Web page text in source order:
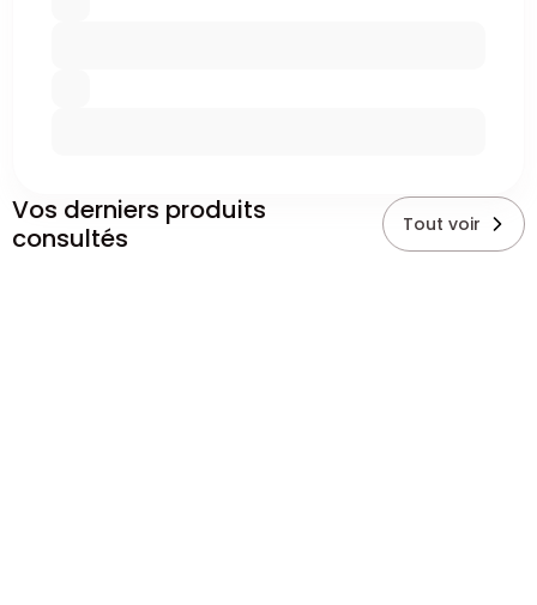
Vos derniers produits
consultés
Tout voir